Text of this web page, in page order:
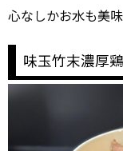
心なしかお水も美
味玉竹末濃厚